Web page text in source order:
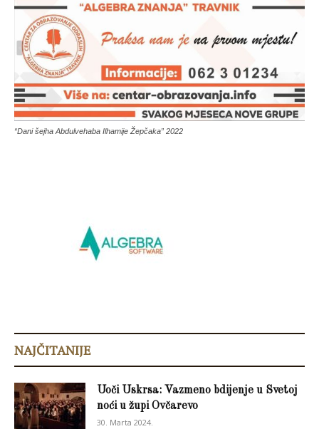
“Dani šejha Abdulvehaba Ilhamije Žepčaka” 2022
NAJČITANIJE
Uoči Uskrsa: Vazmeno bdijenje u Svetoj
noći u župi Ovčarevo
30. Marta 2024.